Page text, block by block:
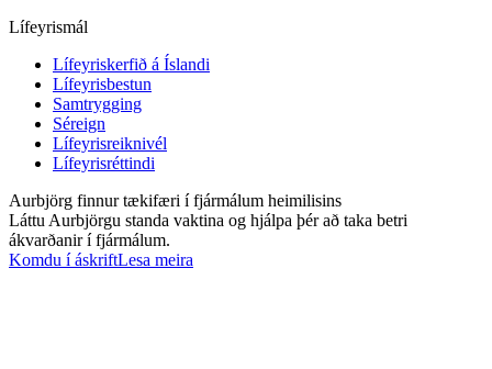
Lífeyrismál
Lífeyriskerfið á Íslandi
Lífeyrisbestun
Samtrygging
Séreign
Lífeyrisreiknivél
Lífeyrisréttindi
Aurbjörg finnur tækifæri í fjármálum heimilisins
Láttu Aurbjörgu standa vaktina og hjálpa þér að taka betri
ákvarðanir í fjármálum.
Komdu í áskriftLesa meira